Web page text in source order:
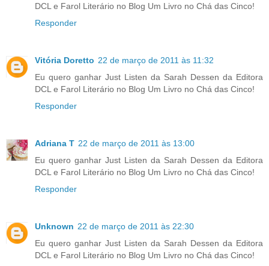
DCL e Farol Literário no Blog Um Livro no Chá das Cinco!
Responder
Vitória Doretto 22 de março de 2011 às 11:32
Eu quero ganhar Just Listen da Sarah Dessen da Editora
DCL e Farol Literário no Blog Um Livro no Chá das Cinco!
Responder
Adriana T 22 de março de 2011 às 13:00
Eu quero ganhar Just Listen da Sarah Dessen da Editora
DCL e Farol Literário no Blog Um Livro no Chá das Cinco!
Responder
Unknown 22 de março de 2011 às 22:30
Eu quero ganhar Just Listen da Sarah Dessen da Editora
DCL e Farol Literário no Blog Um Livro no Chá das Cinco!